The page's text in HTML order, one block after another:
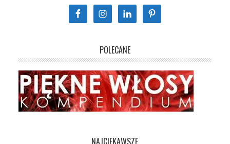
POLECANE
NAJCIEKAWSZE